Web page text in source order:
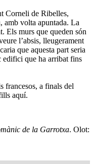
Corneli de Ribelles,
amb volta apuntada. La
Els murs que queden són
l’absis, lleugerament
que aquesta part seria
edifici que ha arribat fins
francesos, a finals del
aquí.
de la Garrotxa. Olot: